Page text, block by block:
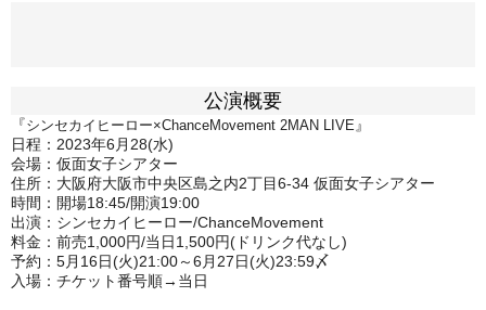
公演概要
『シンセカイヒーロー×ChanceMovement 2MAN LIVE 』
日程：2023年6月28(水)
会場：仮面女子シアター
住所：大阪府大阪市中央区島之内2丁目6-34 仮面女子シアター
時間：開場18:45/開演19:00
出演： シンセカイヒーロー/ChanceMovement
料金：前売1,000円/当日1,500円(ドリンク代なし)
予約：5月16日(火)21:00～6月27日(火)23:59〆
入場：チケット番号順→当日